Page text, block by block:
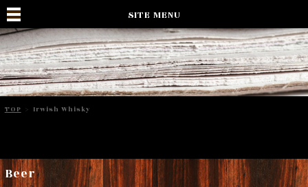
SITE MENU
TOP > Irwish Whisky
Beer